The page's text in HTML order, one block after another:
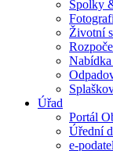
Spolky
Životní
Úřad
Portál
Úřední
e-